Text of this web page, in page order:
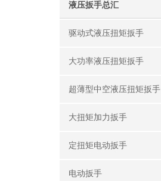
液压扳手总汇
驱动式液压扭矩扳手
大功率液压扭矩扳手
超薄型中空液压扭矩扳手
大扭矩加力扳手
定扭矩电动扳手
电动扳手